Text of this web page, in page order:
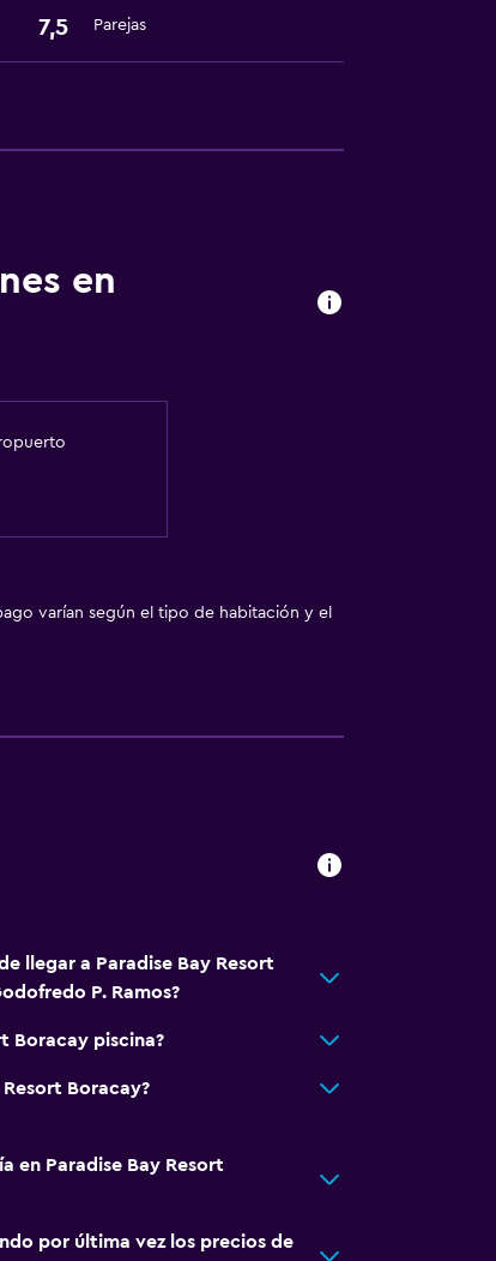
7,5 Parejas
en
varían según el tipo de habitación y el
llegar a Paradise Bay Resort
P. Ramos?
Boracay piscina?
Boracay?
en Paradise Bay Resort
por última vez los precios de